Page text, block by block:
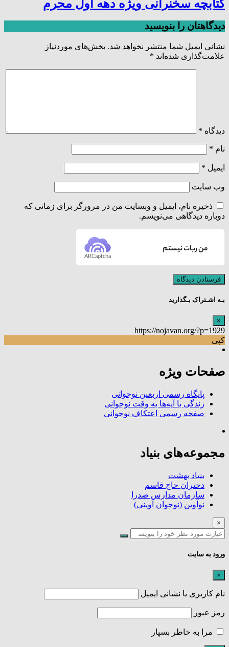
کتابچه سخنرانی ویژه دهه اول محرم
دیدگاهتان را بنویسید
نشانی ایمیل شما منتشر نخواهد شد. بخش‌های موردنیاز
علامت‌گذاری شده‌اند *
دیدگاه *
نام *
ایمیل *
وب‌ سایت
ذخیره نام، ایمیل و وبسایت من در مرورگر برای زمانی که
دوباره دیدگاهی می‌نویسم.
من ربات نیستم
ARCaptcha
بـه اشـتراک بـگذارید
×
https://nojavan.org/?p=1929
کپی
صفحات ویژه
پایگاه رسمی اربعین نوجوانی
زندگی با آیه‌ها به وقت نوجوانی
صفحه رسمی اعتکاف نوجوانی
مجموعه‌های بنیاد
بنیاد بهشت
دختران حاج قاسم
سازمان مدارس صدرا
نوآوین (نوجوان آوینی)
×
ورود به سایت
×
نام کاربری یا نشانی ایمیل
رمز عبور
مرا به خاطر بسپار